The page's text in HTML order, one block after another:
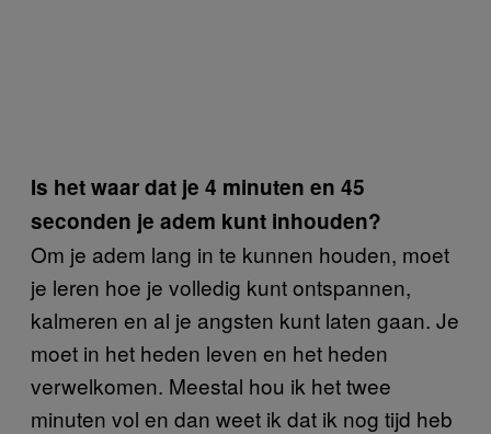
Is het waar dat je 4 minuten en 45
seconden je adem kunt inhouden?
Om je adem lang in te kunnen houden, moet
je leren hoe je volledig kunt ontspannen,
kalmeren en al je angsten kunt laten gaan. Je
moet in het heden leven en het heden
verwelkomen. Meestal hou ik het twee
minuten vol en dan weet ik dat ik nog tijd heb